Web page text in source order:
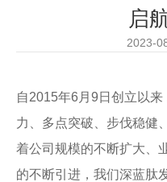
启
2023-
自2015年6月9日创立以
力、多点突破、步伐稳健
着公司规模的不断扩大、
的不断引进，我们深蓝肽